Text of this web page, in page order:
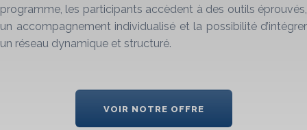
programme, les participants accèdent à des outils éprouvés,
un accompagnement individualisé et la possibilité d’intégrer
un réseau dynamique et structuré.
VOIR NOTRE OFFRE